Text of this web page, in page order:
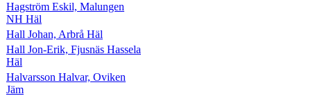
Hagström Eskil, Malungen
NH Häl
Hall Johan, Arbrå Häl
Hall Jon-Erik, Fjusnäs Hassela
Häl
Halvarsson Halvar, Oviken
Jäm